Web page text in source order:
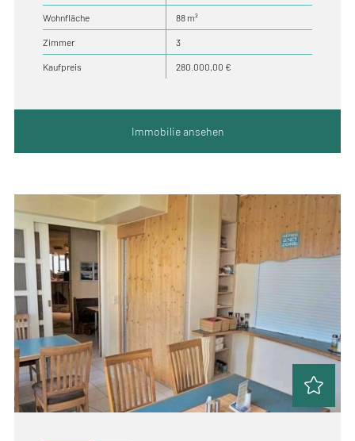
Wohnfläche 88 m²
Zimmer 3
Kaufpreis 280.000,00 €
Immobilie ansehen